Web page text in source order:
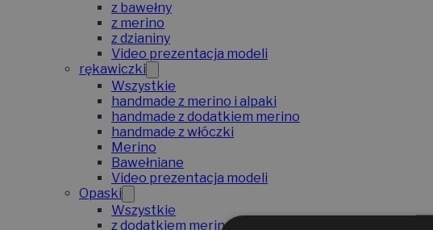
z bawełny
z merino
z dzianiny
Video prezentacja modeli
rękawiczki
Wszystkie
handmade z merino i alpaki
handmade z dodatkiem merino
handmade z włóczki
Merino
Bawełniane
Video prezentacja modeli
Opaski
Wszystkie
z dodatkiem merino